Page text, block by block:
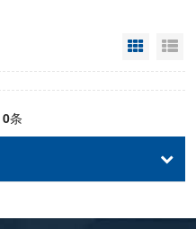
Grid
0条